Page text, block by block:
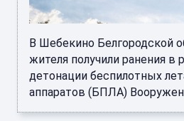
В Шебекино Белгородской
жителя получили ранения в
детонации беспилотных
аппаратов (БПЛА)